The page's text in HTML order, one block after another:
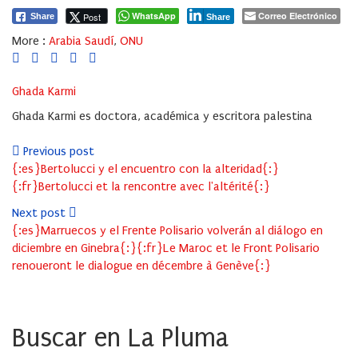
Share Post WhatsApp Share Correo Electrónico
More : Arabia Saudí, ONU
Ghada Karmi
Ghada Karmi es doctora, académica y escritora palestina
Previous post
{:es}Bertolucci y el encuentro con la alteridad{:}
{:fr}Bertolucci et la rencontre avec l'altérité{:}
Next post
{:es}Marruecos y el Frente Polisario volverán al diálogo en
diciembre en Ginebra{:}{:fr}Le Maroc et le Front Polisario
renoueront le dialogue en décembre à Genève{:}
Buscar en La Pluma